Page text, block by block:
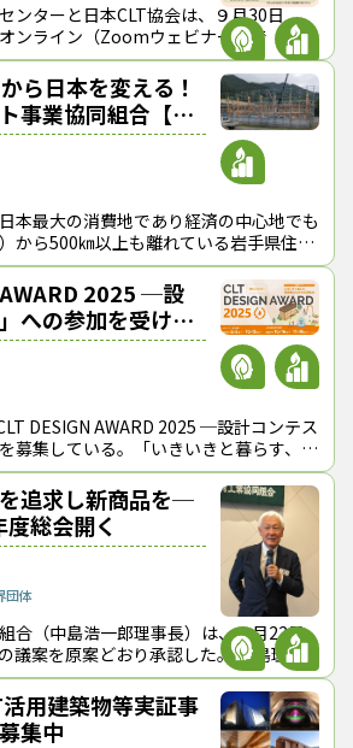
ンターと日本CLT協会は、９月30日
ンライン（Zoomウェビナー）で「CLT
～５階建て中規模オフィス～セミナー」
院大学
ら日本を変える！
事業協同組合【遠
論】
本最大の消費地であり経済の中心地でも
から500㎞以上も離れている岩手県住田
ドを掴むには地理的ハンディが大きい。
んプレカッ
AWARD 2025 ─設
への参加を受け付
DESIGN AWARD 2025 ─設計コンテス
募集している。「いきいきと暮らす、高
」をテーマに、CLTを使った高齢者住宅
追求し新商品を─
総会開く
団体
合（中島浩一郎理事長）は、５月22日
を原案どおり承認した。 中島理事
がなかなか伸びず、前を向いていれば何
はな
用建築物等実証事
集中